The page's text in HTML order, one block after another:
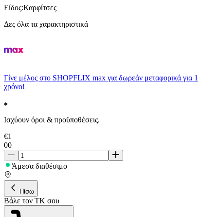
Είδος:Καρφίτσες
Δες όλα τα χαρακτηριστικά
Γίνε μέλος στο SHOPFLIX max για δωρεάν μεταφορικά για 1
χρόνο!
Ισχύουν όροι & προϋποθέσεις.
€1
00
Άμεσα διαθέσιμο
Πίσω
Βάλε τον ΤΚ σου